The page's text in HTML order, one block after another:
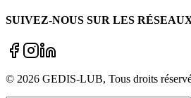
SUIVEZ-NOUS SUR LES
© 2026 GEDIS-LUB, Tous droits